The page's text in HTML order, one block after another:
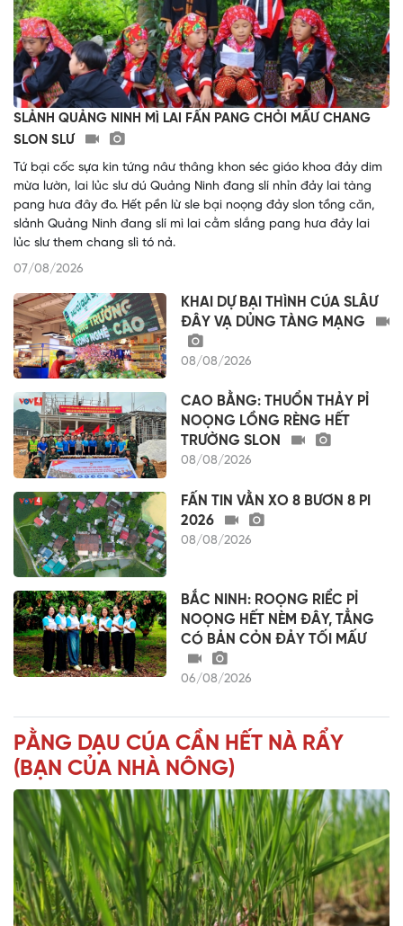
SLẢNH QUẢNG NINH MÌ LAI FẤN PANG CHỎI MẤƯ CHANG
SLON SLƯ
Tứ bại cốc sựa kin tứng nâư thâng khon séc giáo khoa đảy dim
mừa lườn, lai lủc slư dú Quảng Ninh đang slí nhỉn đảy lai tàng
pang hưa đây đo. Hết pền lừ sle bại noọng đảy slon tồng căn,
slảnh Quảng Ninh đang slí mì lai cằm slắng pang hưa đảy lai
lủc slư them chang slì tó nả.
07/08/2026
KHAI DỰ BẠI THÌNH CÚA SLÂƯ
ĐÂY VẠ DỦNG TÀNG MẠNG
08/08/2026
CAO BẰNG: THUỔN THẢY PỈ
NOỌNG LỒNG RÈNG HẾT
TRƯỜNG SLON
08/08/2026
FẤN TIN VẰN XO 8 BƯƠN 8 PI
2026
08/08/2026
BẮC NINH: ROỌNG RIỂC PỈ
NOỌNG HẾT NÈM ĐÂY, TẲNG
CÓ BẢN CỎN ĐẢY TỐI MẤƯ
06/08/2026
PẰNG DẠU CÚA CẦN HẾT NÀ RẨY
(BẠN CỦA NHÀ NÔNG)